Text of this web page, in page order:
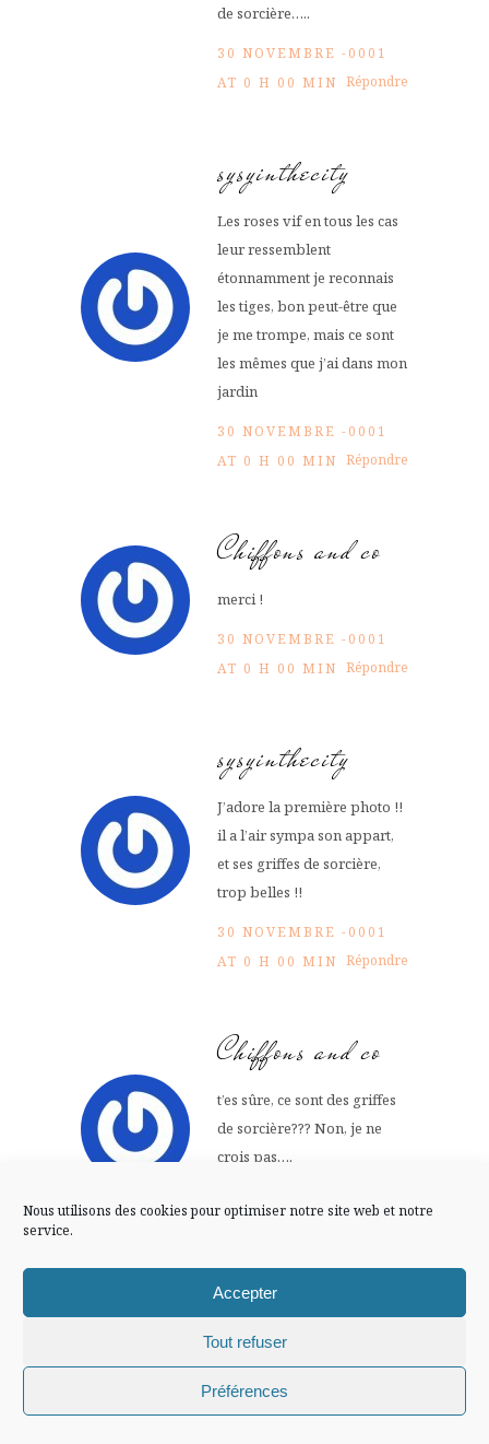
Nous utilisons des cookies pour optimiser notre site web et notre
service.
Accepter
Tout refuser
Préférences
de sorcière…..
30 NOVEMBRE -0001
AT 0 H 00 MIN Répondre
sysyinthecity
Les roses vif en tous les cas
leur ressemblent
étonnamment je reconnais
les tiges, bon peut-être que
je me trompe, mais ce sont
les mêmes que j’ai dans mon
jardin
30 NOVEMBRE -0001
AT 0 H 00 MIN Répondre
Chiffons and co
merci !
30 NOVEMBRE -0001
AT 0 H 00 MIN Répondre
sysyinthecity
J’adore la première photo !!
il a l’air sympa son appart,
et ses griffes de sorcière,
trop belles !!
30 NOVEMBRE -0001
AT 0 H 00 MIN Répondre
Chiffons and co
t’es sûre, ce sont des griffes
de sorcière??? Non, je ne
crois pas….
virginie B
il a l’air très joli cette
appartement et j’aime
beaucoup tes ballerines :
FLUX INSTA
Mentions légales Confidentialité